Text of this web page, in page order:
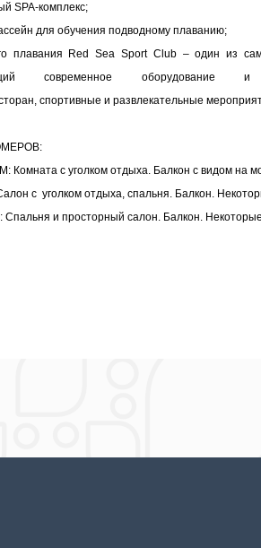
SPA-комплекс;
для обучения подводному плаванию;
плавания Red Sea Sport Club – один из
современное
спортивные и развлекательные
Комната с уголком отдыха. Балкон с видом на
с уголком отдыха, спальня. Балкон.
Спальня и просторный салон. Балкон.